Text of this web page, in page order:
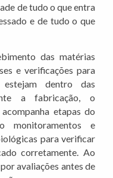
de tudo o que entra
e de tudo o que
das matérias
e verificações para
dentro das
a fabricação, o
etapas do
monitoramentos e
para verificar
corretamente. Ao
avaliações antes de